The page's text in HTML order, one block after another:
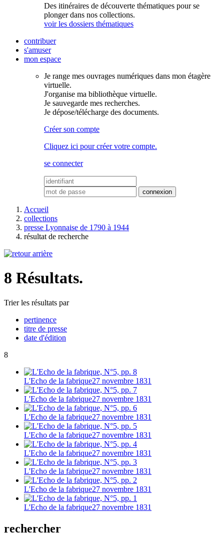
Des itinéraires de découverte thématiques pour se
plonger dans nos collections.
voir les dossiers thématiques
contribuer
s'amuser
mon espace
Je range mes ouvrages numériques dans mon étagère
virtuelle.
J'organise ma bibliothèque virtuelle.
Je sauvegarde mes recherches.
Je dépose/télécharge des documents.
Créer son compte
Cliquez ici pour créer votre compte.
se connecter
Accueil
collections
presse Lyonnaise de 1790 à 1944
résultat de recherche
8 Résultats.
Trier les résultats par
pertinence
titre de presse
date d'édition
8
L'Echo de la fabrique27 novembre 1831
L'Echo de la fabrique27 novembre 1831
L'Echo de la fabrique27 novembre 1831
L'Echo de la fabrique27 novembre 1831
L'Echo de la fabrique27 novembre 1831
L'Echo de la fabrique27 novembre 1831
L'Echo de la fabrique27 novembre 1831
L'Echo de la fabrique27 novembre 1831
rechercher